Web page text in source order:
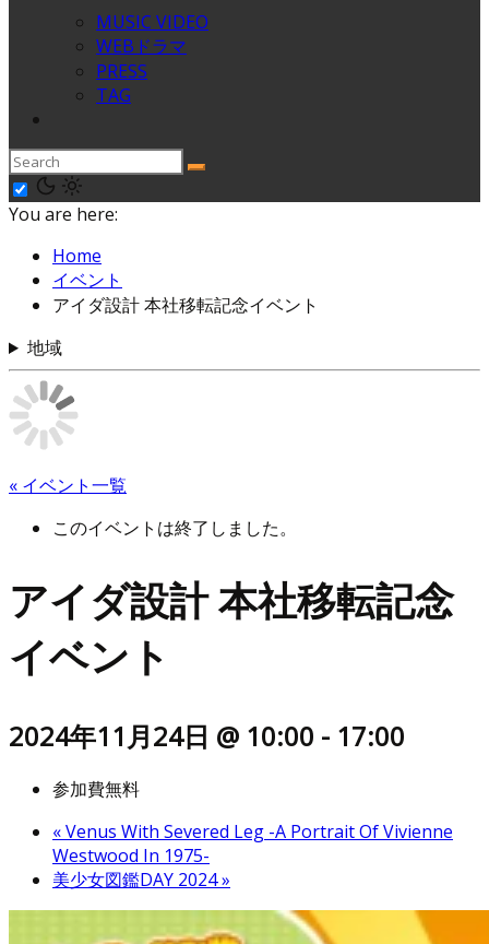
MUSIC VIDEO
WEBドラマ
PRESS
TAG
You are here:
Home
イベント
アイダ設計 本社移転記念イベント
地域
« イベント一覧
このイベントは終了しました。
アイダ設計 本社移転記念
イベント
2024年11月24日 @ 10:00 - 17:00
参加費無料
«Venus With Severed Leg -A Portrait Of Vivienne
Westwood In 1975-
美少女図鑑DAY 2024»